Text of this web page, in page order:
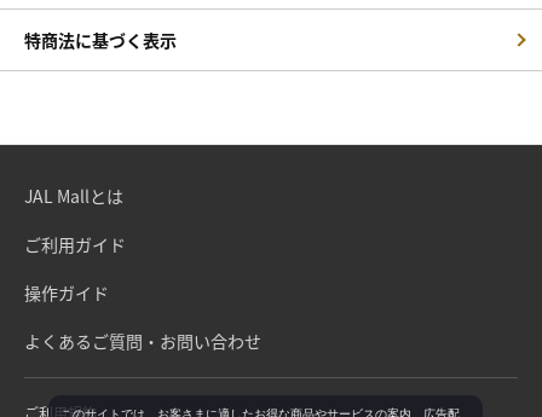
特商法に基づく表示
JAL Mallとは
ご利用ガイド
操作ガイド
よくあるご質問・お問い合わせ
このサイトでは、お客さまに適したお得な商品やサービスの案内、広告配